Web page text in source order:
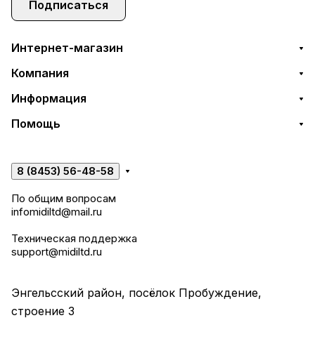
Подписаться
Интернет-магазин
Компания
Информация
Помощь
8 (8453) 56-48-58
По общим вопросам
infomidiltd@mail.ru
Техническая поддержка
support@midiltd.ru
Энгельсский район, посёлок Пробуждение,
строение 3